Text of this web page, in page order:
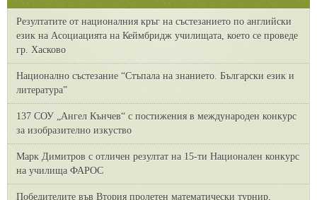
Резултатите от националния кръг на състезанието по английски
език на Асоциацията на Кеймбридж училищата, което се проведе
гр. Хасково
Национално състезание “Стъпала на знанието. Български език и
литература”
137 СОУ „Ангел Кънчев“ с постижения в международен конкурс
за изобразително изкуство
Марк Димитров с отличен резултат на 15-ти Национален конкурс
на училища ФАРОС
Победителите във Втория пролетен математически турнир,